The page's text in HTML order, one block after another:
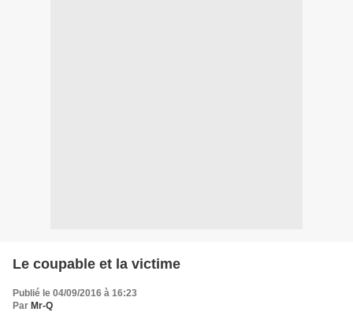
Le coupable et la victime
Publié le 04/09/2016 à 16:23
Par Mr-Q